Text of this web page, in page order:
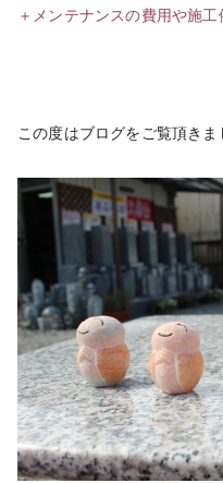
＋メンテナンスの費用や施工
この度はブログをご覧頂きま